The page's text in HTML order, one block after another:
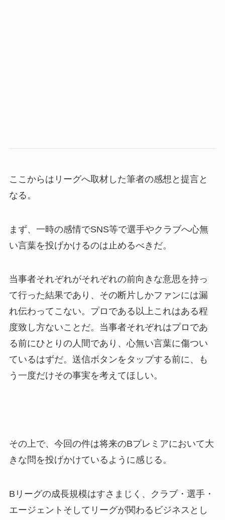
ここからはリーグへ取材した筆者の感想と提言と
なる。
まず、一時の感情でSNS等で選手やクラブへ心無
い言葉を投げかけるのは止めるべきだ。
当事者それぞれがそれぞれの前向きな意思を持っ
て行った結果であり、その断片しかファンには漏
れ伝わってこない。プロである以上これはある程
度致し方ないことだ。当事者それぞれはプロであ
る前にひとりの人間であり、心無い言葉に傷つい
ているはずだ。送信ボタンをタップする前に、も
う一度だけその事実を考えてほしい。
その上で、今回の件は将来のBプレミアにおいて大
きな問を投げかけているように感じる。
Bリーグの成長規模はすさまじく、クラブ・選手・
エージェントそしてリーグが関わるビジネスとし